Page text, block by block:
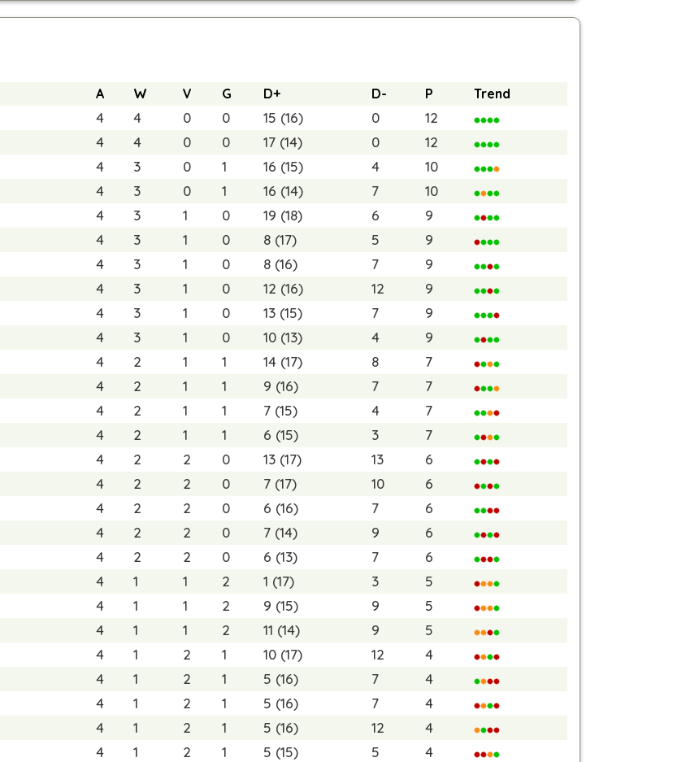
A W V G D+ D- P Trend
4 4 0 0 15 (16) 0
12
4 4 0 0 17 (14) 0
12
4 3 0 1 16 (15) 4
10
4 3 0 1 16 (14) 7
10
4 3 1 0 19 (18) 6
9
4 3 1 0 8 (17) 5
9
4 3 1 0 8 (16) 7
9
4 3 1 0 12 (16) 12
9
4 3 1 0 13 (15) 7
9
4 3 1 0 10 (13) 4
9
4 2 1 1 14 (17) 8
7
4 2 1 1 9 (16) 7
7
4 2 1 1 7 (15) 4
7
4 2 1 1 6 (15) 3
7
4 2 2 0 13 (17) 13
6
4 2 2 0 7 (17) 10
6
4 2 2 0 6 (16) 7
6
4 2 2 0 7 (14) 9
6
4 2 2 0 6 (13) 7
6
4 1 1 2 1 (17) 3
5
4 1 1 2 9 (15) 9
5
4 1 1 2 11 (14) 9
5
4 1 2 1 10 (17) 12
4
4 1 2 1 5 (16) 7
4
4 1 2 1 5 (16) 7
4
4 1 2 1 5 (16) 12
4
4 1 2 1 5 (15) 5
4